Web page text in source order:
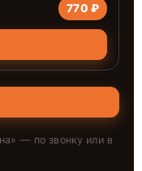
770 ₽
» — по звонку или в